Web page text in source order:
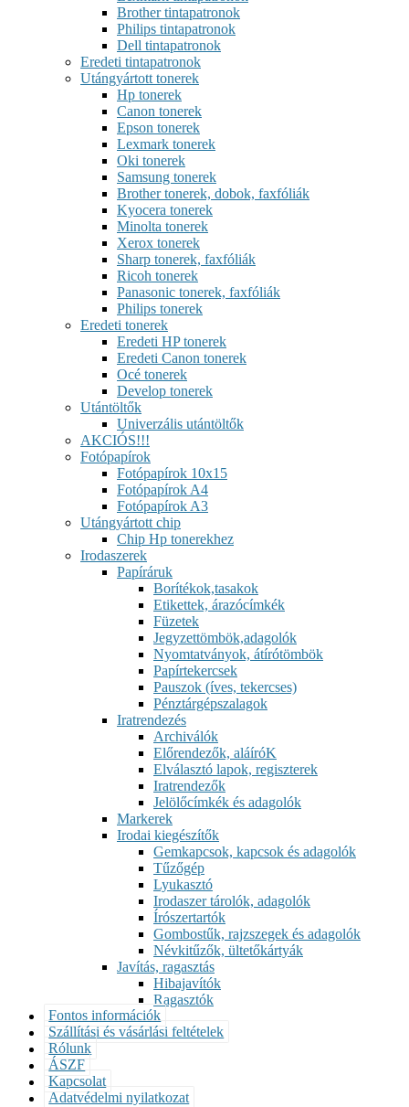
Brother tintapatronok
Philips tintapatronok
Dell tintapatronok
Eredeti tintapatronok
Utángyártott tonerek
Hp tonerek
Canon tonerek
Epson tonerek
Lexmark tonerek
Oki tonerek
Samsung tonerek
Brother tonerek, dobok, faxfóliák
Kyocera tonerek
Minolta tonerek
Xerox tonerek
Sharp tonerek, faxfóliák
Ricoh tonerek
Panasonic tonerek, faxfóliák
Philips tonerek
Eredeti tonerek
Eredeti HP tonerek
Eredeti Canon tonerek
Océ tonerek
Develop tonerek
Utántöltők
Univerzális utántöltők
AKCIÓS!!!
Fotópapírok
Fotópapírok 10x15
Fotópapírok A4
Fotópapírok A3
Utángyártott chip
Chip Hp tonerekhez
Irodaszerek
Papíráruk
Borítékok,tasakok
Etikettek, árazócímkék
Füzetek
Jegyzettömbök,adagolók
Nyomtatványok, átírótömbök
Papírtekercsek
Pauszok (íves, tekercses)
Pénztárgépszalagok
Iratrendezés
Archiválók
Előrendezők, aláíróK
Elválasztó lapok, regiszterek
Iratrendezők
Jelölőcímkék és adagolók
Markerek
Irodai kiegészítők
Gemkapcsok, kapcsok és adagolók
Tűzőgép
Lyukasztó
Irodaszer tárolók, adagolók
Írószertartók
Gombostűk, rajzszegek és adagolók
Névkitűzők, ültetőkártyák
Javítás, ragasztás
Hibajavítók
Ragasztók
Fontos információk
Szállítási és vásárlási feltételek
Rólunk
ÁSZF
Kapcsolat
Adatvédelmi nyilatkozat